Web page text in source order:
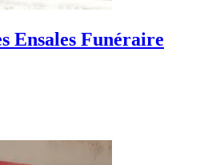
Ensales Funéraire